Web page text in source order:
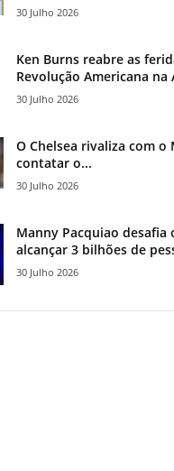
30 Julho 2026
Ken Burns reabre as
Revolução Americana na
30 Julho 2026
O Chelsea rivaliza com o
contatar o...
30 Julho 2026
Manny Pacquiao desafia
alcançar 3 bilhões de
30 Julho 2026